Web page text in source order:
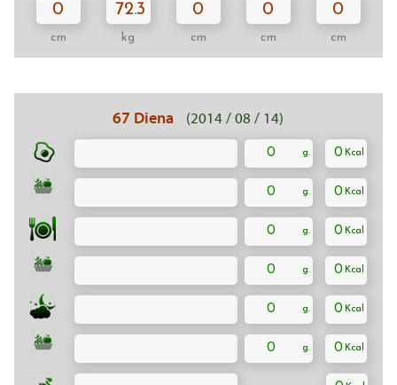
0
cm
72.3
kg
0
cm
0
cm
0
cm
67 Diena (2014 / 08 / 14)
0 0
0 0
0 0
0 0
0 0
0 0